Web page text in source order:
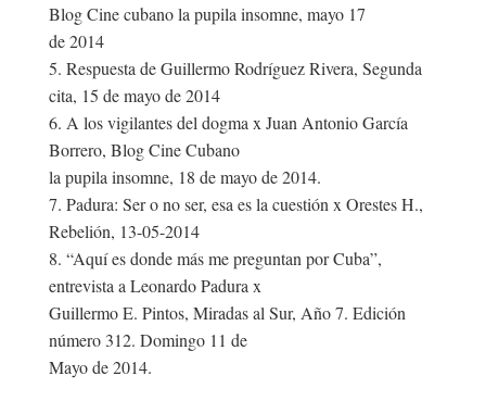
Blog Cine cubano la pupila insomne, mayo 17
de 2014
5. Respuesta de Guillermo Rodríguez Rivera, Segunda
cita, 15 de mayo de 2014
6. A los vigilantes del dogma x Juan Antonio García
Borrero, Blog Cine Cubano
la pupila insomne, 18 de mayo de 2014.
7. Padura: Ser o no ser, esa es la cuestión x Orestes H.,
Rebelión, 13-05-2014
8. “Aquí es donde más me preguntan por Cuba”,
entrevista a Leonardo Padura x
Guillermo E. Pintos, Miradas al Sur, Año 7. Edición
número 312. Domingo 11 de
Mayo de 2014.